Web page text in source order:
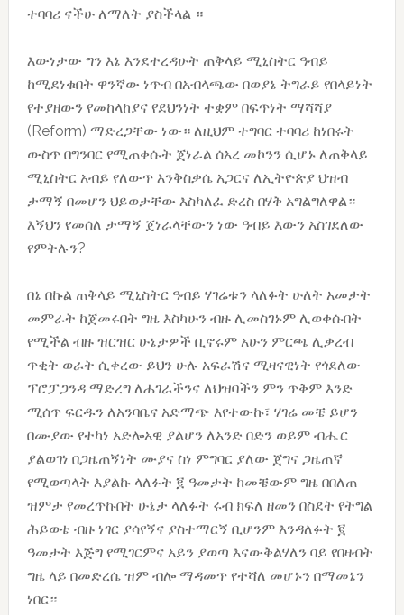
ተባባሪ ናችሁ ለማለት ያስችላል ።
እውነታው ግን እኔ እንደተረዳሁት ጠቅላይ ሚኒስትር ዓብይ
ከሚደነቁበት ዋንኛው ነጥብ በአብላጫው በወያኔ ትግራይ የበላይነት
የተያዘውን የመከላከያና የደህንነት ተቋም በፍጥነት ማሻሻያ
(Reform) ማድረጋቸው ነው። ለዚህም ተግባር ተባባሪ ከነበሩት
ውስጥ በግንባር የሚጠቀሱት ጀነራል ሰአረ መኮንን ሲሆኑ ለጠቅላይ
ሚኒስትር አብይ የለውጥ እንቅስቃሴ አጋርና ለኢትዮጵያ ህዝብ
ታማኝ በመሆን ህይወታቸው እስካለፈ ድረስ በሃቅ አግልግለዋል።
እኝህን የመሰለ ታማኝ ጀነራላቸውን ነው ዓብይ እውን አስገደለው
የምትሉን?
በኔ በኩል ጠቅላይ ሚኒስትር ዓብይ ሃገሬቱን ላለፉት ሁለት አመታት
መምራት ከጀመሩበት ግዜ እስካሁን ብዙ ሊመስገኑም ሊወቀሱበት
የሚችል ብዙ ዝርዝር ሁኔታዎች ቢኖሩም አሁን ምርጫ ሊቃረብ
ጥቂት ወራት ሲቀረው ይህን ሁሉ አፍራሽና ሚዛናዊነት የጎደለው
ፕሮፓጋንዳ ማድረግ ለሐገራችንና ለህዝባችን ምን ጥቅም እንድ
ሚሰጥ ፍርዱን ለአንባቤና አድማጭ እየተውኩ፣ ሃገሬ መቼ ይሆን
በሙያው የተካነ አድሎአዊ ያልሆን ለአንድ በድን ወይም ብሔር
ያልወገነ በጋዜጠኝነት ሙያና ስነ ምግባር ያለው ጀግና ጋዜጠኛ
የሚወጣላት እያልኩ ላለፉት ፪ ዓመታት ከመቼውም ግዜ በበለጠ
ዝምታ የመረጥኩበት ሁኔታ ላለፉት ሩብ ክፍለ ዘመን በስደት የትግል
ሕይወቴ ብዙ ነገር ያሳየኝና ያስተማርኝ ቢሆንም እንዳለፉት ፪
ዓመታት እጅግ የሚገርምና አይን ያወጣ እናውቅልሃለን ባይ የበዛብት
ግዜ ላይ በመድረሴ ዝም ብሎ ማዳመጥ የተሻለ መሆኑን በማመኔን
ነበር።